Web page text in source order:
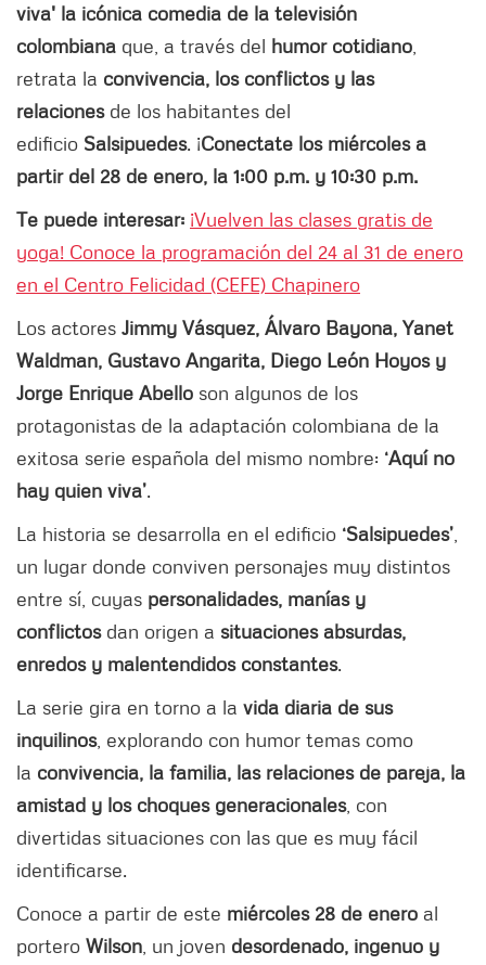
viva' la icónica comedia de la televisión
colombiana que, a través del humor cotidiano
retrata la convivencia, los conflictos y las
relacionesde los habitantes del
edificio Salsipuedes. ¡Conectate los miércoles a
partir del 28 de enero, la 1:00 p.m. y 10:30 p.m.
Te puede interesar: ¡Vuelven las clases gratis de
yoga! Conoce la programación del 24 al 31 de enero
en el Centro Felicidad (CEFE) Chapinero
Los actores Jimmy Vásquez, Álvaro Bayona, Yanet
Waldman, Gustavo Angarita, Diego León Hoyos y
Jorge Enrique Abello son algunos de los
protagonistas de la adaptación colombiana de la
exitosa serie española del mismo nombre: ‘Aquí no
hay quien viva’.
La historia se desarrolla en el edificio ‘Salsipuedes’
un lugar donde conviven personajes muy distintos
entre sí, cuyas personalidades, manías y
conflictosdan origen a situaciones absurdas,
enredos y malentendidos constantes.
La serie gira en torno a la vida diaria de sus
inquilinos, explorando con humor temas como
la convivencia, la familia, las relaciones de pareja, la
amistad y los choques generacionales, con
divertidas situaciones con las que es muy fácil
identificarse.
Conoce a partir de este miércoles 28 de enero al
portero Wilson , un joven desordenado, ingenuo y